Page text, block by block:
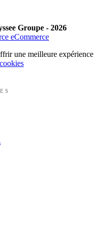
Groupe - 2026
eCommerce
une meilleure expérience